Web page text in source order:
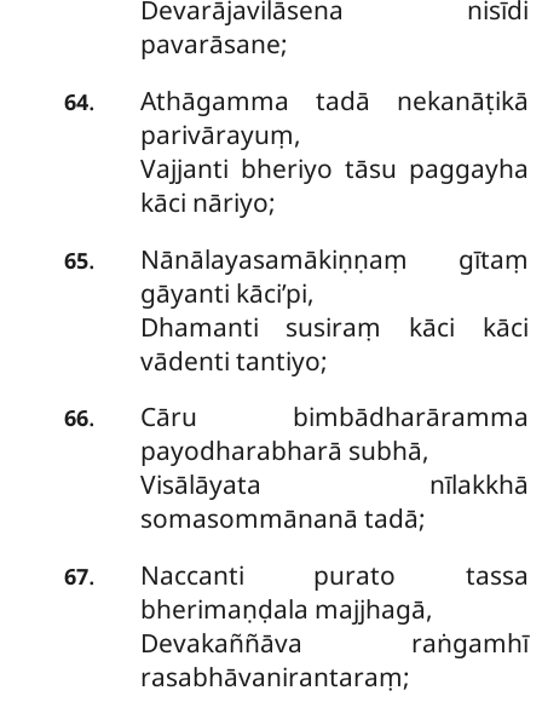
Devarājavilāsena nisīdi
pavarāsane;
64.
Athāgamma tadā nekanāṭikā
parivārayuṃ,
Vajjanti bheriyo tāsu paggayha
kāci nāriyo;
65.
Nānālayasamākiṇṇaṃ gītaṃ
gāyanti kāci’pi,
Dhamanti susiraṃ kāci kāci
vādenti tantiyo;
66.
Cāru bimbādharāramma
payodharabharā subhā,
Visālāyata nīlakkhā
somasommānanā tadā;
67.
Naccanti purato tassa
bherimaṇḍala majjhagā,
Devakaññāva raṅgamhī
rasabhāvanirantaraṃ;